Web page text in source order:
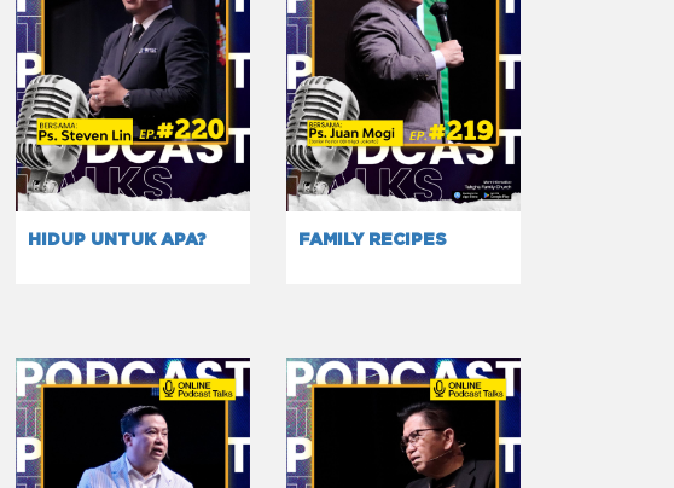
HIDUP UNTUK APA? FAMILY RECIPES